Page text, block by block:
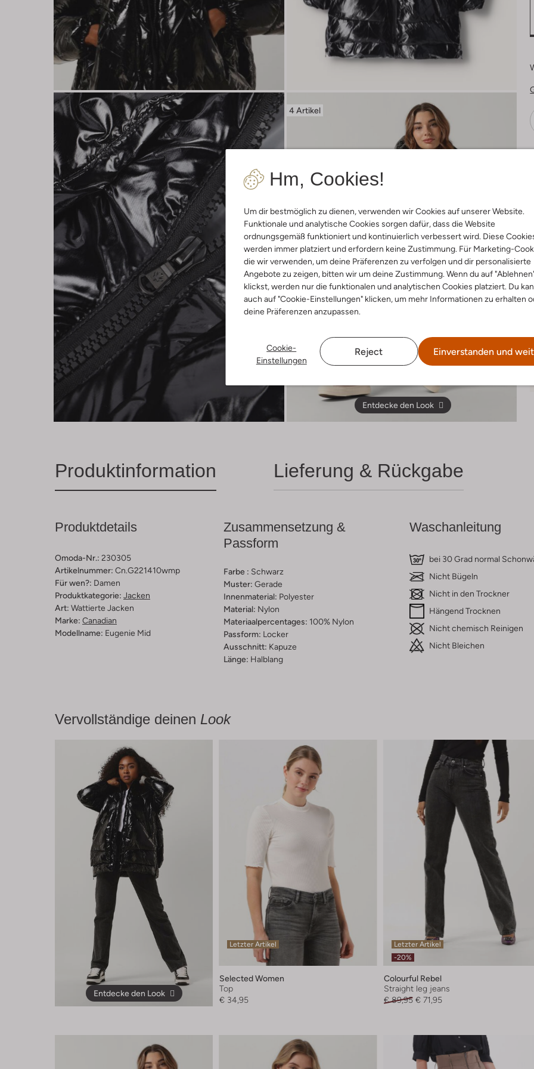
Hm, Cookies!
Um dir bestmöglich zu dienen, verwenden wir Cookies auf unserer Website.
Funktionale und analytische Cookies sorgen dafür, dass die Website
ordnungsgemäß funktioniert und kontinuierlich verbessert wird. Diese
werden immer platziert und erfordern keine Zustimmung. Für Marketing-
die wir verwenden, um deine Präferenzen zu verfolgen und dir personalisierte
Angebote zu zeigen, bitten wir um deine Zustimmung. Wenn du auf
klickst, werden nur die funktionalen und analytischen Cookies platziert. Du
auch auf "Cookie-Einstellungen" klicken, um mehr Informationen zu erhalten
deine Präferenzen anzupassen.
Cookie-
Einstellungen
Reject Einverstanden und
4 Artikel
Entdecke den Look
Produktinformation Lieferung & Rückgabe
Produktdetails
Omoda-Nr.: 230305
Artikelnummer: Cn.g221410wmp
Für wen?: Damen
Produktkategorie: Jacken
Art: Wattierte Jacken
Marke: Canadian
Modellname: Eugenie Mid
Zusammensetzung &
Passform
Farbe : Schwarz
Muster: Gerade
Innenmaterial: Polyester
Material: Nylon
Materiaalpercentages: 100% Nylon
Passform: Locker
Ausschnitt: Kapuze
Länge: Halblang
Waschanleitung
bei 30 Grad normal
Nicht Bügeln
Nicht in den Trockner
Hängend Trocknen
Nicht chemisch Reinigen
Nicht Bleichen
Vervollständige deinen Look
Entdecke den Look
Letzter Artikel
Selected Women
Top
€ 34,95
Letzter Artikel
-20%
Colourful Rebel
Straight leg jeans
€ 89,95 € 71,95